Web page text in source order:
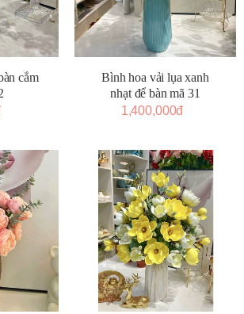
cắm
Bình hoa vải lụa xanh
nhạt để bàn mã 31
1,400,000đ